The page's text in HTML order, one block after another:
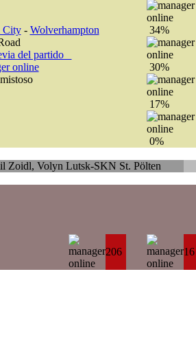
City- Wolverhampton
del partido
34%
30%
17%
0%
Lutsk-SKN St. Pölten
206 16